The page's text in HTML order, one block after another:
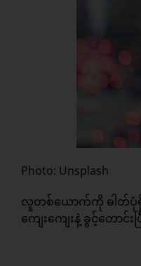
Photo: Unsplash
လူတစ်ယောက်ကို ဓါတ်ပုံ
ကျေးကျေးနဲ့ ခွင့်တောင်